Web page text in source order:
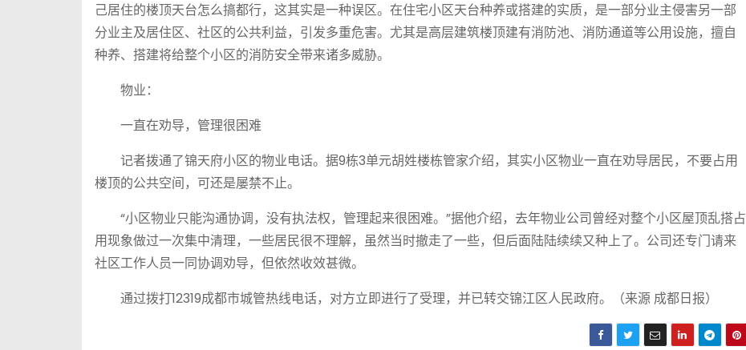
己居住的楼顶天台怎么搞都行，这其实是一种误区。在住宅小区天台种养或搭建的实质，是一部分业主侵害另一部
分业主及居住区、社区的公共利益，引发多重危害。尤其是高层建筑楼顶建有消防池、消防通道等公用设施，擅自
种养、搭建将给整个小区的消防安全带来诸多威胁。
物业：
一直在劝导，管理很困难
记者拨通了锦天府小区的物业电话。据9栋3单元胡姓楼栋管家介绍，其实小区物业一直在劝导居民，不要占用
楼顶的公共空间，可还是屡禁不止。
“小区物业只能沟通协调，没有执法权，管理起来很困难。”据他介绍，去年物业公司曾经对整个小区屋顶乱搭占
用现象做过一次集中清理，一些居民很不理解，虽然当时撤走了一些，但后面陆陆续续又种上了。公司还专门请来
社区工作人员一同协调劝导，但依然收效甚微。
通过拨打12319成都市城管热线电话，对方立即进行了受理，并已转交锦江区人民政府。（来源 成都日报）